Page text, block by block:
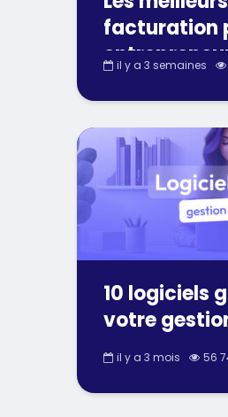
facturation
il y a 3 semaines
10 logiciels
votre
il y a 3 mois 56